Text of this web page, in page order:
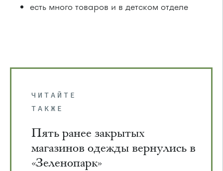
есть много товаров и в детском отделе
ЧИТАЙТЕ
ТАКЖЕ
Пять ранее закрытых
магазинов одежды вернулись в
«Зеленопарк»